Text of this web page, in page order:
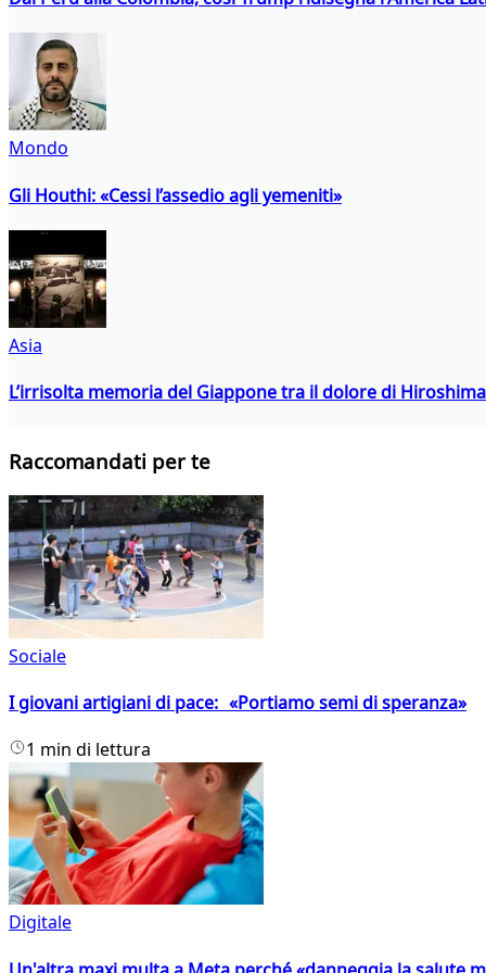
Mondo
Gli Houthi: «Cessi l’assedio agli yemeniti»
Asia
L’irrisolta memoria del Giappone tra il dolore di
Raccomandati per te
Sociale
I giovani artigiani di pace: «Portiamo semi di speranza»
1 min di lettura
Digitale